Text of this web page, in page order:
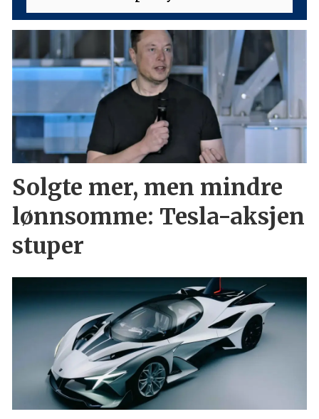
Solgte mer, men mindre
lønnsomme: Tesla-aksjen
stuper